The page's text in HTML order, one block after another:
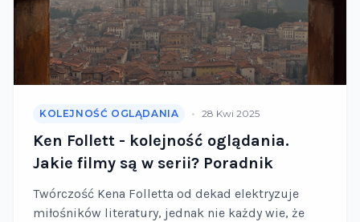
KOLEJNOŚĆ OGLĄDANIA • 28 Kwi 2025
Ken Follett - kolejność oglądania.
Jakie filmy są w serii? Poradnik
Twórczość Kena Folletta od dekad elektryzuje
miłośników literatury, jednak nie każdy wie, że